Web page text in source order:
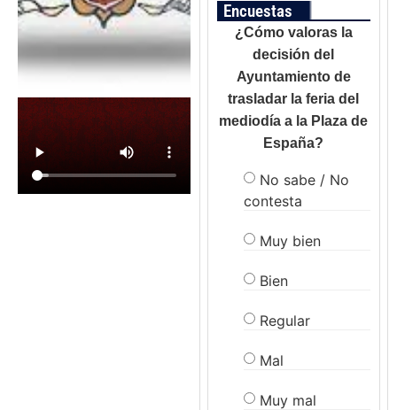
Encuestas
¿Cómo valoras la
decisión del
Ayuntamiento de
trasladar la feria del
mediodía a la Plaza de
España?
No sabe / No
contesta
Muy bien
Bien
Regular
Mal
Muy mal